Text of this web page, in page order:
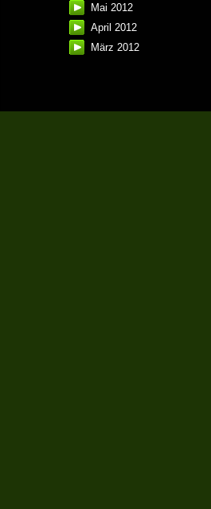
Mai 2012
April 2012
März 2012